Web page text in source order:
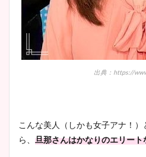
出典：https://
こんな美人（しかも女子アナ！
ら、 旦那さんはかなりのエリート